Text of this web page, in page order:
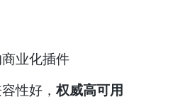
业化插件
性好，权威高可用